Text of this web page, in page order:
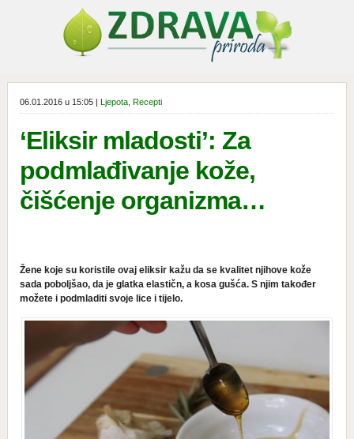
06.01.2016 u 15:05 | Ljepota, Recepti
‘Eliksir mladosti’: Za
podmlađivanje kože,
čišćenje organizma…
Žene koje su koristile ovaj eliksir kažu da se kvalitet njihove kože
sada poboljšao, da je glatka elastičn, a kosa gušća. S njim također
možete i podmladiti svoje lice i tijelo.